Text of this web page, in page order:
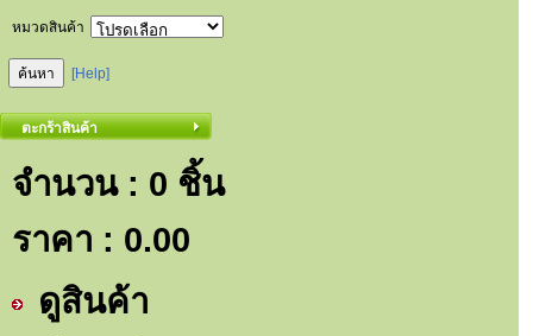
หมวดสินค้า
[Help]
ตะกร้าสินค้า
จำนวน : 0 ชิ้น
ราคา : 0.00
ดูสินค้า